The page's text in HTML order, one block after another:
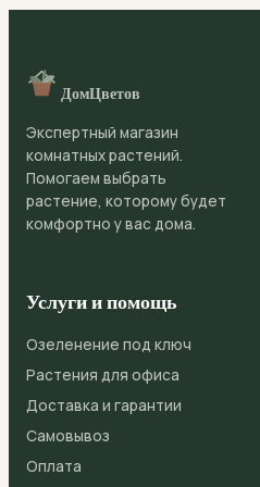
ДомЦветов
Экспертный магазин
комнатных растений.
Помогаем выбрать
растение, которому будет
комфортно у вас дома.
Услуги и помощь
Озеленение под ключ
Растения для офиса
Доставка и гарантии
Самовывоз
Оплата